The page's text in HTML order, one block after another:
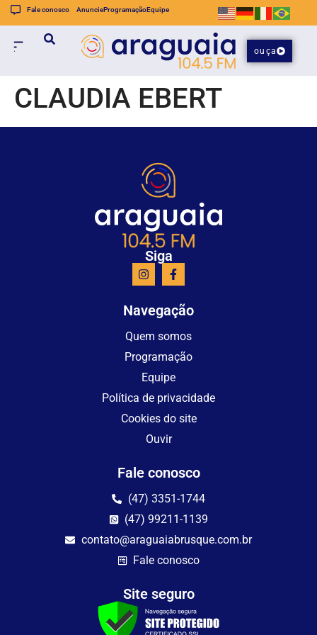
Fale conosco AnuncieProgramaçãoEquipe
ouça
CLAUDIA EBERT
Siga
Navegação
Quem somos
Programação
Equipe
Política de privacidade
Cookies do site
Ouvir
Fale conosco
(47) 3351-1744
(47) 99211-1139
contato@araguaiabrusque.com.br
Fale conosco
Site seguro